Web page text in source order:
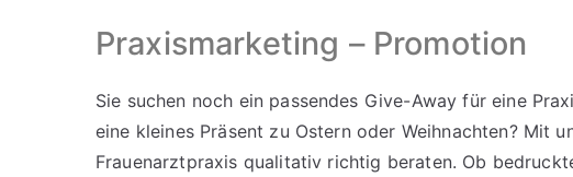
Praxismarketing – Promotion
Sie suchen noch ein passendes Give-Away für eine
eine kleines Präsent zu Ostern oder Weihnachten? Mit
Frauenarztpraxis qualitativ richtig beraten. Ob